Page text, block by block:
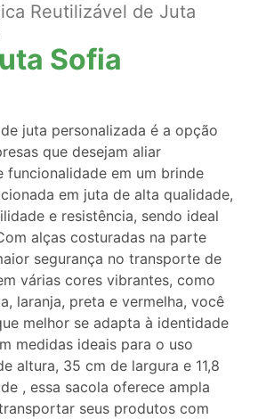
Reutilizável de Juta
Sofia
juta personalizada é a opção
que desejam aliar
funcionalidade em um brinde
em juta de alta qualidade,
e resistência, sendo ideal
alças costuradas na parte
segurança no transporte de
várias cores vibrantes, como
laranja, preta e vermelha, você
melhor se adapta à identidade
medidas ideais para o uso
altura, 35 cm de largura e 11,8
, essa sacola oferece ampla
seus produtos com